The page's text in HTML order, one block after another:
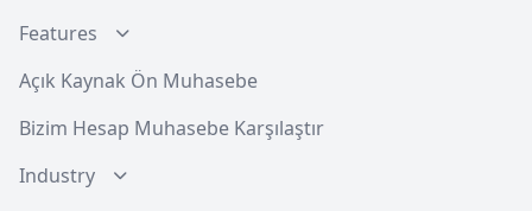
Features
Açık Kaynak Ön Muhasebe
Bizim Hesap Muhasebe Karşılaştır
Industry